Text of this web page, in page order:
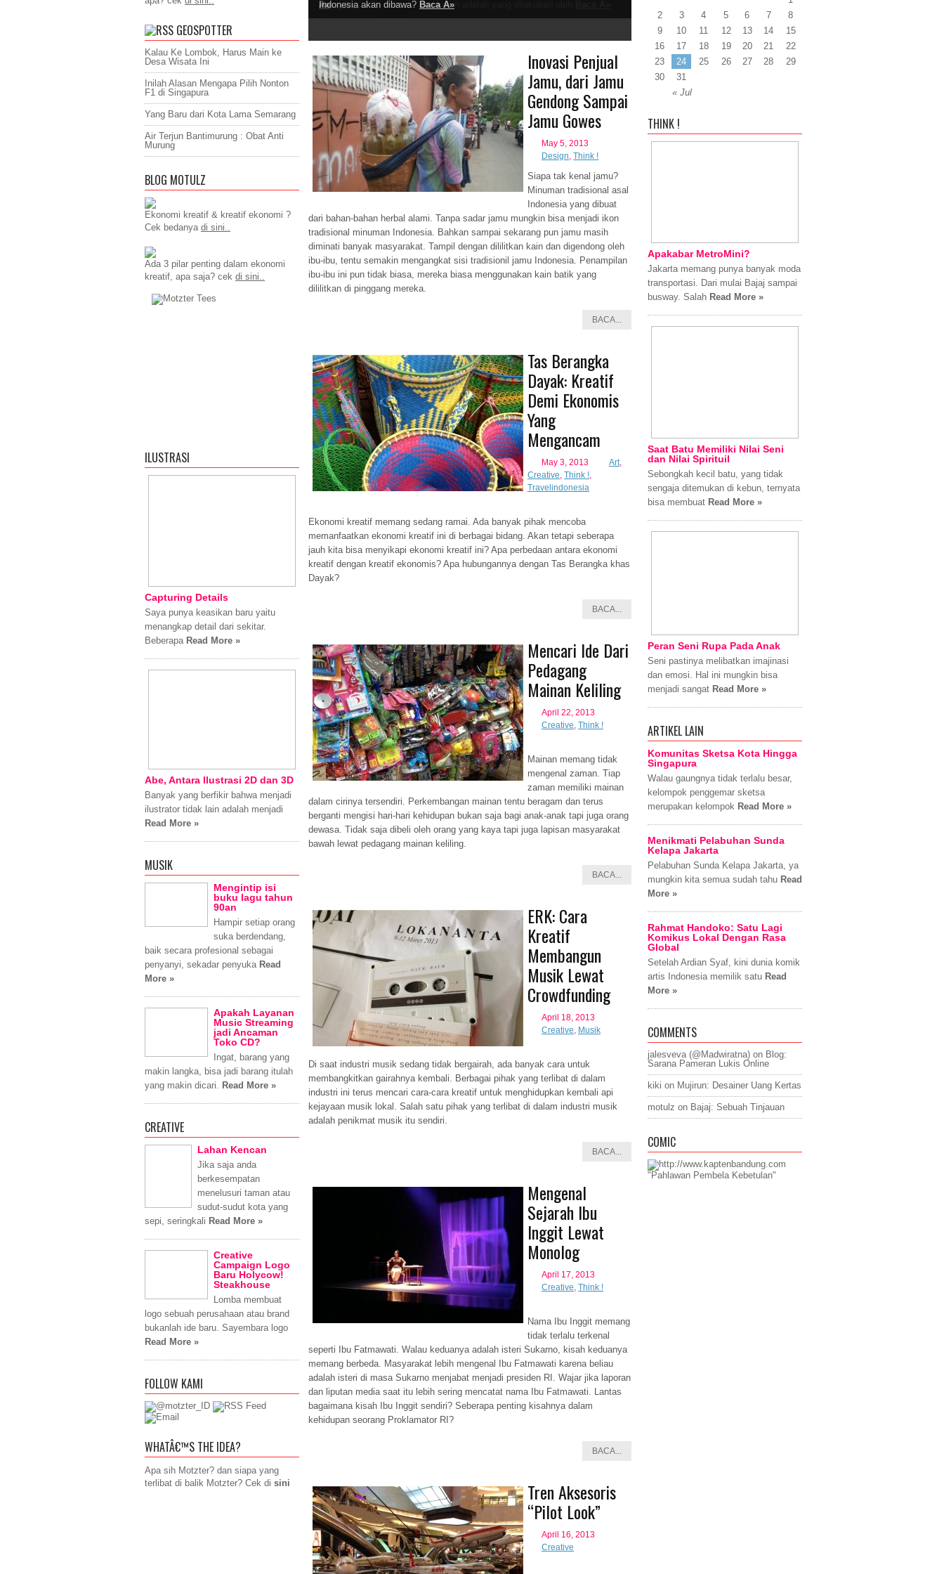
Baca Â»
Baca Â»
satu yang unik, menarik dan keren adalah yang dilakukan oleh
Â»
Indonesia akan dibawa? Baca Â»
Inovasi Penjual
Jamu, dari Jamu
Gendong Sampai
Jamu Gowes
May 5, 2013
Design, Think !
Siapa tak kenal jamu?
Minuman tradisional asal
Indonesia yang dibuat
dari bahan-bahan herbal alami. Tanpa sadar jamu mungkin bisa menjadi ikon
tradisional minuman Indonesia. Bahkan sampai sekarang pun jamu masih
diminati banyak masyarakat. Tampil dengan dililitkan kain dan digendong oleh
ibu-ibu, tentu semakin mengangkat sisi tradisionil jamu Indonesia. Penampilan
ibu-ibu ini pun tidak biasa, mereka biasa menggunakan kain batik yang
dililitkan di pinggang mereka.
BACA...
Tas Berangka
Dayak: Kreatif
Demi Ekonomis
Yang
Mengancam
May 3, 2013 Art,
Creative, Think !,
Travelindonesia
Ekonomi kreatif memang sedang ramai. Ada banyak pihak mencoba
memanfaatkan ekonomi kreatif ini di berbagai bidang. Akan tetapi seberapa
jauh kita bisa menyikapi ekonomi kreatif ini? Apa perbedaan antara ekonomi
kreatif dengan kreatif ekonomis? Apa hubungannya dengan Tas Berangka khas
Dayak?
BACA...
Mencari Ide Dari
Pedagang
Mainan Keliling
April 22, 2013
Creative, Think !
Mainan memang tidak
mengenal zaman. Tiap
zaman memiliki mainan
dalam cirinya tersendiri. Perkembangan mainan tentu beragam dan terus
berganti mengisi hari-hari kehidupan bukan saja bagi anak-anak tapi juga orang
dewasa. Tidak saja dibeli oleh orang yang kaya tapi juga lapisan masyarakat
bawah lewat pedagang mainan keliling.
BACA...
ERK: Cara
Kreatif
Membangun
Musik Lewat
Crowdfunding
April 18, 2013
Creative, Musik
Di saat industri musik sedang tidak bergairah, ada banyak cara untuk
membangkitkan gairahnya kembali. Berbagai pihak yang terlibat di dalam
industri ini terus mencari cara-cara kreatif untuk menghidupkan kembali api
kejayaan musik lokal. Salah satu pihak yang terlibat di dalam industri musik
adalah penikmat musik itu sendiri.
BACA...
Mengenal
Sejarah Ibu
Inggit Lewat
Monolog
April 17, 2013
Creative, Think !
Nama Ibu Inggit memang
tidak terlalu terkenal
seperti Ibu Fatmawati. Walau keduanya adalah isteri Sukarno, kisah keduanya
memang berbeda. Masyarakat lebih mengenal Ibu Fatmawati karena beliau
adalah isteri di masa Sukarno menjabat menjadi presiden RI. Wajar jika laporan
dan liputan media saat itu lebih sering mencatat nama Ibu Fatmawati. Lantas
bagaimana kisah Ibu Inggit sendiri? Seberapa penting kisahnya dalam
kehidupan seorang Proklamator RI?
BACA...
Tren Aksesoris
“Pilot Look”
April 16, 2013
Creative
GEOSPOTTER
Kalau Ke Lombok, Harus Main ke
Desa Wisata Ini
Inilah Alasan Mengapa Pilih Nonton
F1 di Singapura
Yang Baru dari Kota Lama Semarang
Air Terjun Bantimurung : Obat Anti
Murung
BLOG MOTULZ
Ekonomi kreatif & kreatif ekonomi ?
Cek bedanya di sini..
Ada 3 pilar penting dalam ekonomi
kreatif, apa saja? cek di sini..
ILUSTRASI
Capturing Details
Saya punya keasikan baru yaitu
menangkap detail dari sekitar.
Beberapa Read More »
Abe, Antara Ilustrasi 2D dan 3D
Banyak yang berfikir bahwa menjadi
ilustrator tidak lain adalah menjadi
Read More »
MUSIK
Mengintip isi
buku lagu tahun
90an
Hampir setiap orang
suka berdendang,
baik secara profesional sebagai
penyanyi, sekadar penyuka Read
More »
Apakah Layanan
Music Streaming
jadi Ancaman
Toko CD?
Ingat, barang yang
makin langka, bisa jadi barang itulah
yang makin dicari. Read More »
CREATIVE
Lahan Kencan
Jika saja anda
berkesempatan
menelusuri taman atau
sudut-sudut kota yang
sepi, seringkali Read More »
Creative
Campaign Logo
Baru Holycow!
Steakhouse
Lomba membuat
logo sebuah perusahaan atau brand
bukanlah ide baru. Sayembara logo
Read More »
FOLLOW KAMI
WHATÂ€™S THE IDEA?
Apa sih Motzter? dan siapa yang
terlibat di balik Motzter? Cek di sini
« Jul
2
3 4 5 6 7
8
9
10 11 12 13 14
15
16
17 18 19 20 21
22
23
24 25 26 27 28
29
30
31
THINK !
Apakabar MetroMini?
Jakarta memang punya banyak moda
transportasi. Dari mulai Bajaj sampai
busway. Salah Read More »
Saat Batu Memiliki Nilai Seni
dan Nilai Spirituil
Sebongkah kecil batu, yang tidak
sengaja ditemukan di kebun, ternyata
bisa membuat Read More »
Peran Seni Rupa Pada Anak
Seni pastinya melibatkan imajinasi
dan emosi. Hal ini mungkin bisa
menjadi sangat Read More »
ARTIKEL LAIN
Komunitas Sketsa Kota Hingga
Singapura
Walau gaungnya tidak terlalu besar,
kelompok penggemar sketsa
merupakan kelompok Read More »
Menikmati Pelabuhan Sunda
Kelapa Jakarta
Pelabuhan Sunda Kelapa Jakarta, ya
mungkin kita semua sudah tahu Read
More »
Rahmat Handoko: Satu Lagi
Komikus Lokal Dengan Rasa
Global
Setelah Ardian Syaf, kini dunia komik
artis Indonesia memilik satu Read
More »
COMMENTS
jalesveva (@Madwiratna) on Blog:
Sarana Pameran Lukis Online
kiki on Mujirun: Desainer Uang Kertas
motulz on Bajaj: Sebuah Tinjauan
COMIC
"Pahlawan Pembela Kebetulan"